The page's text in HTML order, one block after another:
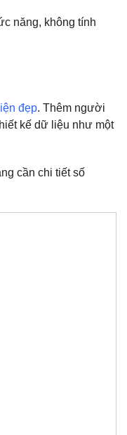
năng, không tính
đẹp. Thêm người
kế dữ liệu như một
cần chi tiết số